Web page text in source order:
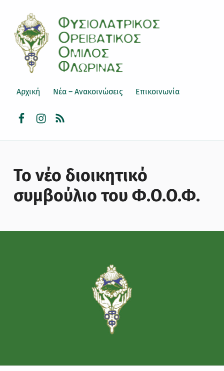
Αρχική Νέα – Ανακοινώσεις Επικοινωνία
Το νέο διοικητικό
συμβούλιο του Φ.Ο.Ο.Φ.